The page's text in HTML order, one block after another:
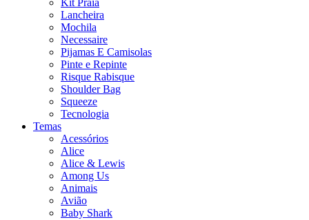
Kit Praia
Lancheira
Mochila
Necessaire
Pijamas E Camisolas
Pinte e Repinte
Risque Rabisque
Shoulder Bag
Squeeze
Tecnologia
Temas
Acessórios
Alice
Alice & Lewis
Among Us
Animais
Avião
Baby Shark